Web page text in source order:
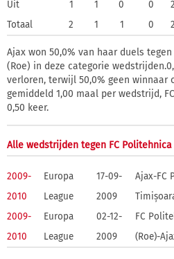
Uit
1 1 0 0 2
Totaal
2 1 1 0 2
Ajax won 50,0% van haar duels
(Roe) in deze categorie
verloren, terwijl 50,0% geen winnaar
gemiddeld 1,00 maal per wedstrijd,
0,50 keer.
Alle wedstrijden tegen FC
2009-
2010
Europa
League
17-09-
2009
Ajax-FC
2009-
2010
Europa
League
02-12-
2009
FC
(Roe)-